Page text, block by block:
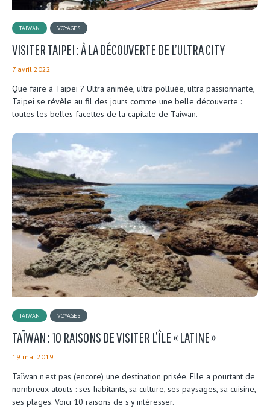
TAIWAN VOYAGES
VISITER TAIPEI : À LA DÉCOUVERTE DE L’ULTRA CITY
7 avril 2022
Que faire à Taipei ? Ultra animée, ultra polluée, ultra passionnante,
Taipei se révèle au fil des jours comme une belle découverte :
toutes les belles facettes de la capitale de Taiwan.
TAIWAN VOYAGES
TAÏWAN : 10 RAISONS DE VISITER L’ÎLE « LATINE »
19 mai 2019
Taïwan n'est pas (encore) une destination prisée. Elle a pourtant de
nombreux atouts : ses habitants, sa culture, ses paysages, sa cuisine,
ses plages. Voici 10 raisons de s'y intéresser.